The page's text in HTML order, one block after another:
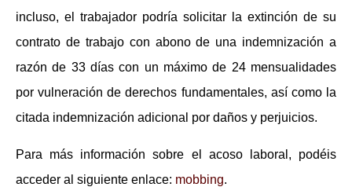
incluso, el trabajador podría solicitar la extinción de su
contrato de trabajo con abono de una indemnización a
razón de 33 días con un máximo de 24 mensualidades
por vulneración de derechos fundamentales, así como la
citada indemnización adicional por daños y perjuicios.
Para más información sobre el acoso laboral, podéis
acceder al siguiente enlace: mobbing.